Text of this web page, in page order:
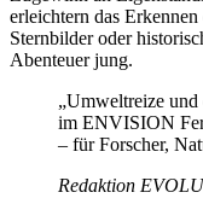
erleichtern das
Sternbilder oder
Abenteuer jung.
„Umweltreize
im ENVISION
– für Forscher,
Redaktion